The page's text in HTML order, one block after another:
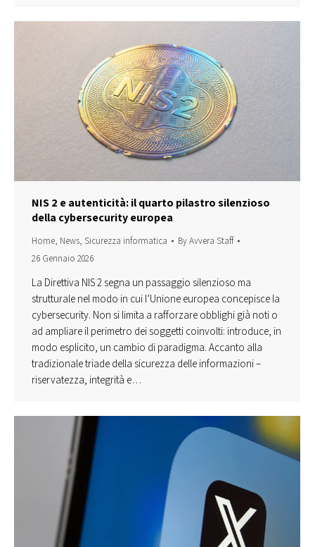
NIS 2 e autenticità: il quarto pilastro silenzioso
della cybersecurity europea
Home, News, Sicurezza informatica ByAvvera Staff
26 Gennaio 2026
La Direttiva NIS 2 segna un passaggio silenzioso ma
strutturale nel modo in cui l’Unione europea concepisce la
cybersecurity. Non si limita a rafforzare obblighi già noti o
ad ampliare il perimetro dei soggetti coinvolti: introduce, in
modo esplicito, un cambio di paradigma. Accanto alla
tradizionale triade della sicurezza delle informazioni –
riservatezza, integrità e…